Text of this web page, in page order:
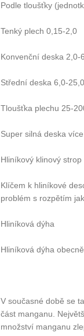
Podle tloušťky
Tenký plech 0,15-2,0
Konvenční deska 2,0-
Střední deska 6,0-25,0
Tloušťka plechu 25-
Super silná deska
Hliníkový klinový
Klíčem k hliníkové
problém s rozpětím
Hliníková dýha
Hliníková dýha
V současné době se
část manganu.
množství manganu